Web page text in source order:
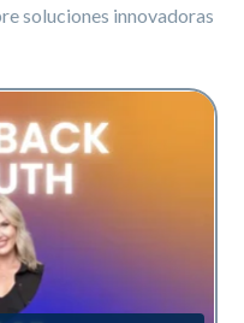
soluciones innovadoras